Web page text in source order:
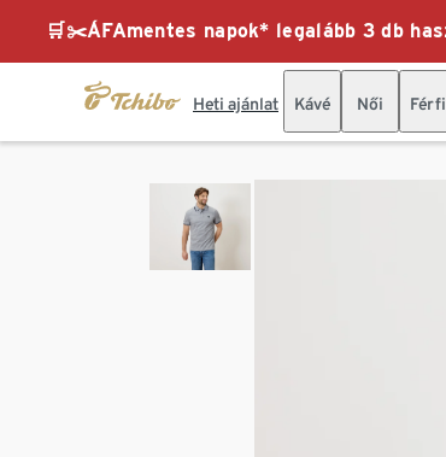
🛒✂️ÁFAmentes napok* legalább 3 db
Heti ajánlat Kávé Női Férfi